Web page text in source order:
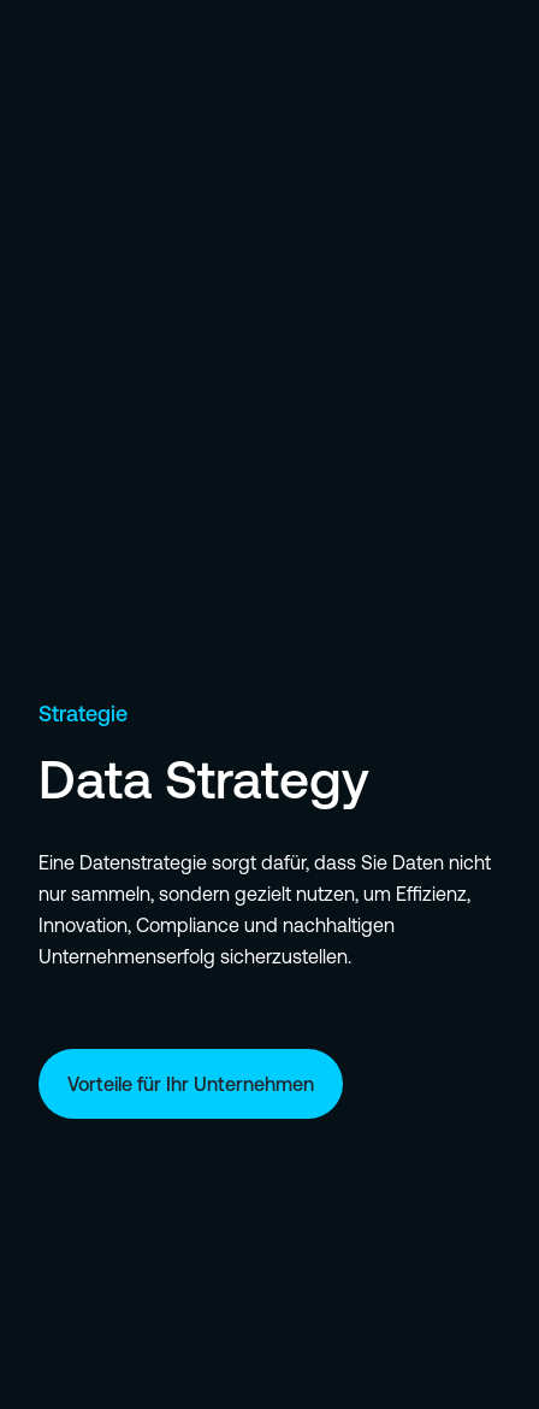
Strategie
Data Strategy
Eine Datenstrategie sorgt dafür, dass Sie Daten nicht
nur sammeln, sondern gezielt nutzen, um Effizienz,
Innovation, Compliance und nachhaltigen
Unternehmenserfolg sicherzustellen.
Vorteile für Ihr Unternehmen